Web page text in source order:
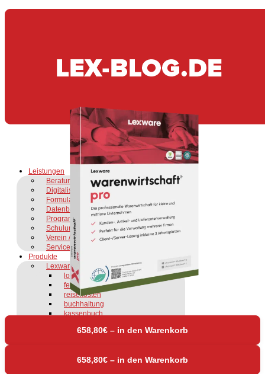
Leistungen
Beratung & Support
Digitalisierung & DMS
Formularanpassung
Datenbankbearbeitung
Programmbezug
Schulungen
Verein / Gründer:in
Service as a Service
Produkte
Lexware Software
lohn+gehalt
fehlzeiten
reisekosten
buchhaltung
kassenbuch
faktura / wawi
financial office
658,80€ – in den Warenkorb